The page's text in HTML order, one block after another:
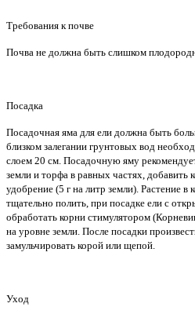
Требования к почве
Почва не должна быть слишком
Посадка
Посадочная яма для ели должна быть
близком залегании грунтовых вод
слоем 20 см. Посадочную яму
земли и торфа в равных частях, добавить
удобрение (5 г на литр земли). Растение
тщательно полить, при посадке ели с
обработать корни стимулятором
на уровне земли. После посадки
замульчировать корой или щепой.
Уход